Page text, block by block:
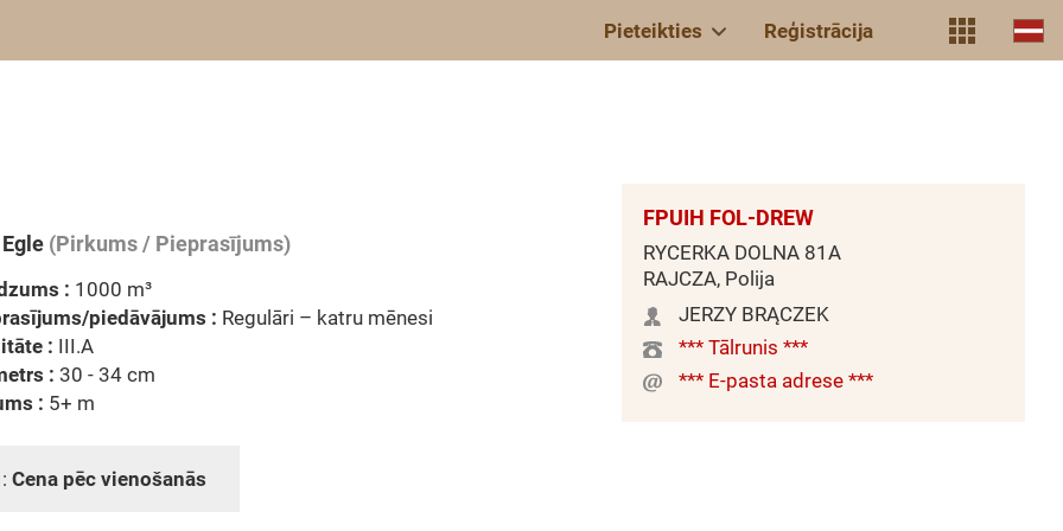
Pieteikties Reģistrācija
(Pirkums / Pieprasījums)
: 1000 m³
piedāvājums : Regulāri – katru mēnesi
: III.A
: 30 - 34 cm
: 5+ m
Cena pēc vienošanās
FPUIH FOL-DREW
RYCERKA DOLNA 81A
RAJCZA, Polija
JERZY BRĄCZEK
*** Tālrunis ***
*** E-pasta adrese ***